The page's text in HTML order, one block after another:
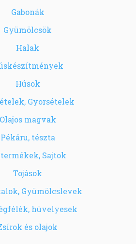
Gabonák
Gyümölcsök
Halak
Húsok
Gyorsételek
Olajos magvak
Pékáru, tészta
Sajtok
Tojások
Gyümölcslevek
hüvelyesek
és olajok